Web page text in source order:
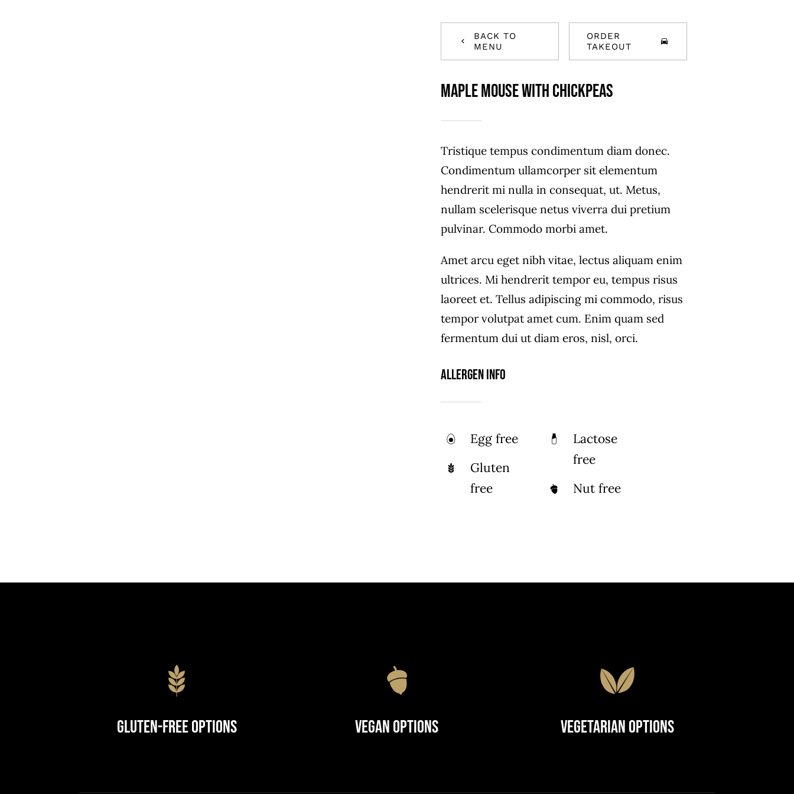
BACK TO
MENU
ORDER
TAKEOUT
Maple Mouse With Chickpeas
Tristique tempus condimentum diam donec.
Condimentum ullamcorper sit elementum
hendrerit mi nulla in consequat, ut. Metus,
nullam scelerisque netus viverra dui pretium
pulvinar. Commodo morbi amet.
Amet arcu eget nibh vitae, lectus aliquam enim
ultrices. Mi hendrerit tempor eu, tempus risus
laoreet et. Tellus adipiscing mi commodo, risus
tempor volutpat amet cum. Enim quam sed
fermentum dui ut diam eros, nisl, orci.
Allergen Info
Egg free
Gluten
free
Lactose
free
Nut free
Gluten-Free Options Vegan Options Vegetarian Options